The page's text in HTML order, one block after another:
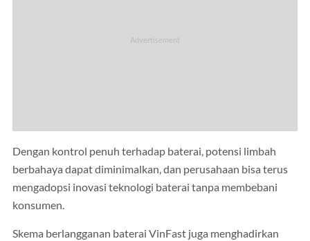
Dengan kontrol penuh terhadap baterai, potensi limbah
berbahaya dapat diminimalkan, dan perusahaan bisa terus
mengadopsi inovasi teknologi baterai tanpa membebani
konsumen.
Skema berlangganan baterai VinFast juga menghadirkan